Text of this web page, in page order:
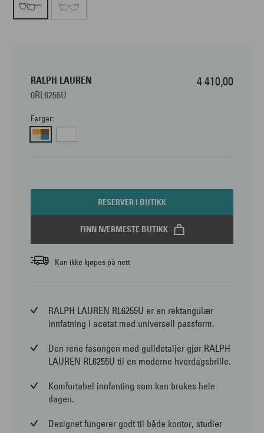
RALPH LAUREN
0RL6255U
4 410,00
Farger:
RESERVER I BUTIKK
FINN NÆRMESTE BUTIKK
Kan ikke kjøpes på nett
RALPH LAUREN RL6255U er en rektangulær
innfatning i acetat med universell passform.
Den rene fasongen med gulldetaljer gjør RALPH
LAUREN RL6255U til en moderne hverdagsbrille.
Komfortabel innfanting som kan brukes hele
dagen.
Designet fungerer godt til både kontor, studier